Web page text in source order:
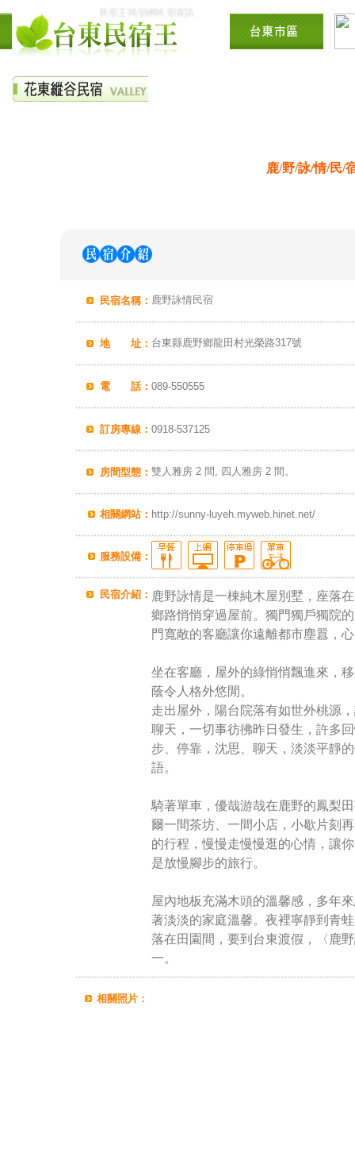
民宿王民宿網民宿資訊網台東花東花蓮綠島民宿住宿旅遊景
鹿/野/詠/情/民/
民宿名稱： 鹿野詠情民宿
地 址： 台東縣鹿野鄉龍田村光榮路317號
電 話： 089-550555
訂房專線： 0918-537125
房間型態： 雙人雅房 2 間, 四人雅房 2 間。
相關網站： http://sunny-luyeh.myweb.hinet.net/
服務設備：
民宿介紹： 鹿野詠情是一棟純木屋別墅，座落
鄉路悄悄穿過屋前。獨門獨戶獨院
門寬敞的客廳讓你遠離都市塵囂，
坐在客廳，屋外的綠悄悄飄進來，
蔭令人格外悠閒。
走出屋外，陽台院落有如世外桃源
聊天，一切事彷彿昨日發生，許多
步、停靠，沈思、聊天，淡淡平靜
語。
騎著單車，優哉游哉在鹿野的鳳梨
爾一間茶坊、一間小店，小歇片刻
的行程，慢慢走慢慢逛的心情，讓
是放慢腳步的旅行。
屋內地板充滿木頭的溫馨感，多年
著淡淡的家庭溫馨。夜裡寧靜到青
落在田園間，要到台東渡假，〈鹿
一。
相關照片：